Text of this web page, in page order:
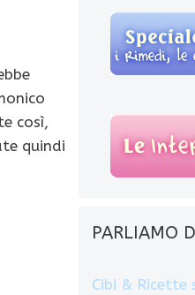
così,
quindi
PARLIAMO
Cibi &